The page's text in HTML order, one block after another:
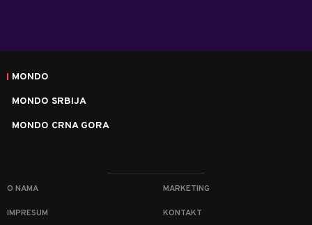
MONDO
MONDO SRBIJA
MONDO CRNA GORA
O NAMA MARKETING
IMPRESUM KONTAKT